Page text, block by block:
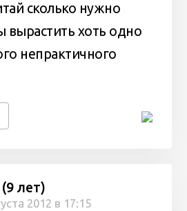
сколько нужно
вырастить хоть одно
непрактичного
лет)
2012 в 17:15